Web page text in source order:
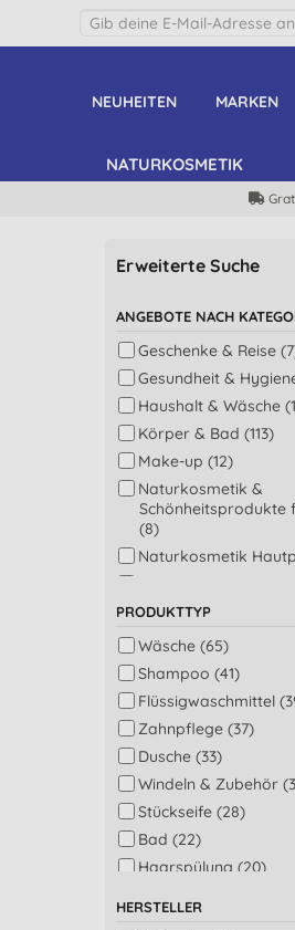
NEUHEITEN MARKEN
NATURKOSMETIK
Erweiterte Suche
ANGEBOTE NACH
Geschenke & Reise
Gesundheit &
Haushalt & Wäsche
Körper & Bad (113)
Make-up (12)
Naturkosmetik &
Schönheitsprodukte
(8)
Naturkosmetik
Produkte für Babys
PRODUKTTYP
Wäsche (65)
Shampoo (41)
Flüssigwaschmittel
Zahnpflege (37)
Dusche (33)
Windeln & Zubehör
Stückseife (28)
Bad (22)
Haarspülung (20)
HERSTELLER